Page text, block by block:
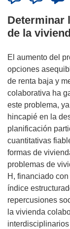
Determinar
de la
El aumento del
opciones
de renta baja y
colaborativa ha
este problema,
hincapié en la
planificación
cuantitativas
formas de
problemas de
H, financiado
índice
repercusiones
la vivienda